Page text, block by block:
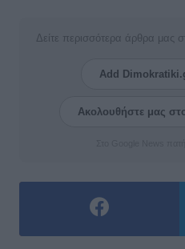
Δείτε περισσότερα άρθρα μας
Add
Ακολουθήστε μας